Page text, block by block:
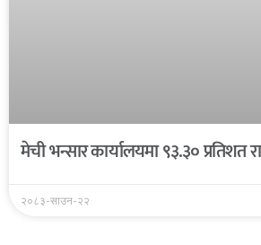
मेची भन्सार कार्यालयमा ९३.३० प्रतिशत
२०८३-साउन-२२